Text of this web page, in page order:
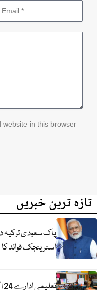
website in this browser
تازہ ترین خبریں
پاک سعودی ترکیہ
اسٹریٹجک فوائد